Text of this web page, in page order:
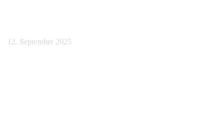
12. September 2025